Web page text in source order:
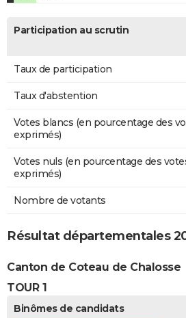
Participation au scrutin
Taux de participation
Taux d'abstention
Votes blancs (en pourcentage des
exprimés)
Votes nuls (en pourcentage des
exprimés)
Nombre de votants
Résultat départementales
Canton de Coteau de Chalosse
TOUR 1
Binômes de candidats